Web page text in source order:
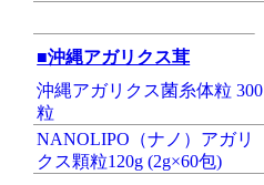
■沖縄アガリクス茸
沖縄アガリクス菌糸体粒 300
粒
NANOLIPO（ナノ）アガリ
クス顆粒120g (2g×60包)